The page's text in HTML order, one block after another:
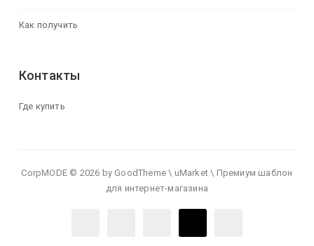
Как получить
Контакты
Где купить
CorpMODE © 2026 by GoodTheme \ uMarket \ Премиум шаблон
для интернет-магазина